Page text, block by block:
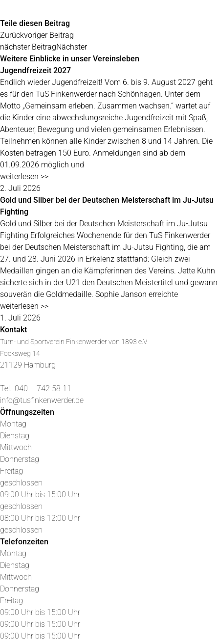
Teile diesen Beitrag
Zurückvoriger Beitrag
nächster BeitragNächster
Weitere Einblicke in unser Vereinsleben
Jugendfreizeit 2027
Endlich wieder Jugendfreizeit! Vom 6. bis 9. August 2027 geht
es für den TuS Finkenwerder nach Schönhagen. Unter dem
Motto „Gemeinsam erleben. Zusammen wachsen.“ wartet auf
die Kinder eine abwechslungsreiche Jugendfreizeit mit Spaß,
Abenteuer, Bewegung und vielen gemeinsamen Erlebnissen.
Teilnehmen können alle Kinder zwischen 8 und 14 Jahren. Die
Kosten betragen 150 Euro. Anmeldungen sind ab dem
01.09.2026 möglich und
weiterlesen >>
2. Juli 2026
Gold und Silber bei der Deutschen Meisterschaft im Ju-Jutsu
Fighting
Gold und Silber bei der Deutschen Meisterschaft im Ju-Jutsu
Fighting Erfolgreiches Wochenende für den TuS Finkenwerder
bei der Deutschen Meisterschaft im Ju-Jutsu Fighting, die am
27. und 28. Juni 2026 in Erkelenz stattfand: Gleich zwei
Medaillen gingen an die Kämpferinnen des Vereins. Jette Kuhn
sicherte sich in der U21 den Deutschen Meistertitel und gewann
souverän die Goldmedaille. Sophie Janson erreichte
weiterlesen >>
1. Juli 2026
Kontakt
Turn- und Sportverein Finkenwerder von 1893 e.V.
Focksweg 14
21129 Hamburg
Tel.: 040 – 742 58 11
info@tusfinkenwerder.de
Öffnungszeiten
Montag
Dienstag
Mittwoch
Donnerstag
Freitag
geschlossen
09:00 Uhr bis 15:00 Uhr
geschlossen
08:00 Uhr bis 12:00 Uhr
geschlossen
Telefonzeiten
Montag
Dienstag
Mittwoch
Donnerstag
Freitag
09:00 Uhr bis 15:00 Uhr
09:00 Uhr bis 15:00 Uhr
09:00 Uhr bis 15:00 Uhr